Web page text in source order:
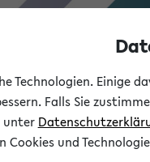
Studium
Technologien.
Falls Sie
unter
und